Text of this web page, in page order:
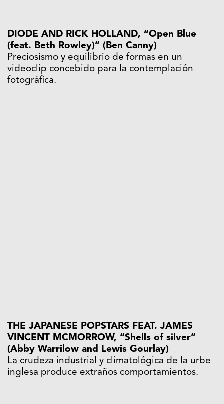
DIODE AND RICK HOLLAND, “Open Blue
(feat. Beth Rowley)” (Ben Canny)
Preciosismo y equilibrio de formas en un
videoclip concebido para la contemplación
fotográfica.
THE JAPANESE POPSTARS FEAT. JAMES
VINCENT MCMORROW, “Shells of silver”
(Abby Warrilow and Lewis Gourlay)
La crudeza industrial y climatológica de la urbe
inglesa produce extraños comportamientos.